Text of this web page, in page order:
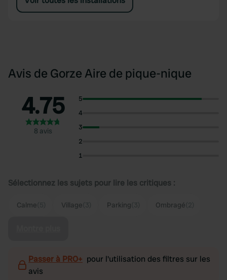
Avis de Gorze Aire de pique-nique
4.75
8 avis
5
4
3
2
1
Sélectionnez les sujets pour lire les critiques :
Calme Village Parking Ombragé
Passer à PRO+ pour l'utilisation des filtres sur les
avis